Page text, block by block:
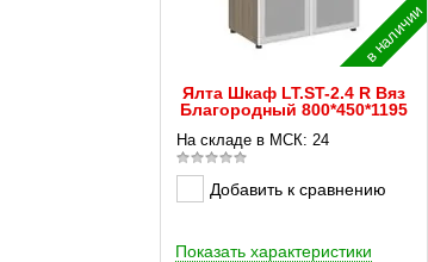
в наличии
Ялта Шкаф LT.ST-2.4 R Вяз
Благородный 800*450*1195
На складе в МСК: 24
Добавить к сравнению
Показать характеристики